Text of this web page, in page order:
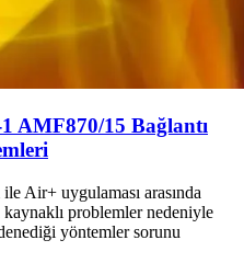
AMF870/15 Bağlantı
Air+ uygulaması arasında
kaynaklı problemler nedeniyle
yöntemler sorunu